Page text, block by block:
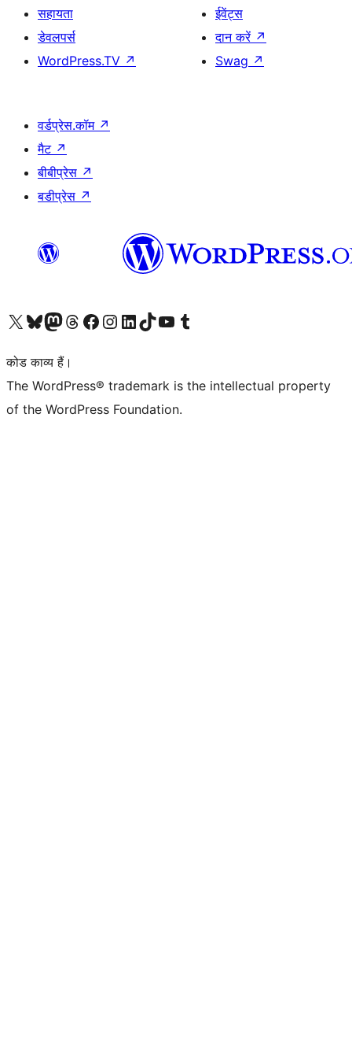
सहायता
डेवलपर्स
WordPress.TV ↗
ईवेंट्स
दान करें ↗
Swag ↗
वर्डप्रेस.कॉम ↗
मैट ↗
बीबीप्रेस ↗
बडीप्रेस ↗
Visit our X (formerly Twitter) account
हमारे बलुस्की खाते पर जाएँVisit our Mastodon account
हमारे थ्रेड्स अकाउंट पर जाएंहमारे फेसबुक पेज पर जाएँहमारे इंस्टाग्राम अकाउंट पर जाएंहमारे लिंक्डइन खाते पर जाएँहमारे टिकटॉक खाते पर जाएँहमारे यूट्यूब चैनल पर जाएंहमारे Tumblr खाते पर जाएँ
कोड काव्य हैं।
The WordPress® trademark is the intellectual property
of the WordPress Foundation.